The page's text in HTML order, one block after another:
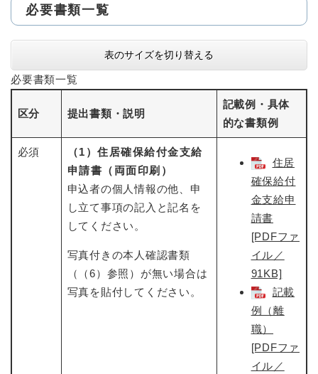
必要書類一覧
表のサイズを切り替える
必要書類一覧
区分 提出書類・説明
記載例・具体
的な書類例
必須
（1）住居確保給付金支給
申請書（両面印刷）
申込者の個人情報の他、申
し立て事項の記入と記名を
してください。
写真付きの本人確認書類
（（6）参照）が無い場合は
写真を貼付してください。
住居
確保給付
金支給申
請書
[PDFファ
イル／
91KB]
記載
例（離
職）
[PDFファ
イル／